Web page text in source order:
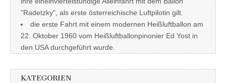
"Radetzky", als erste österreichische Luftpilotin gilt.
die erste Fahrt mit einem modernen Heißluftballon am
22. Oktober 1960 vom Heißluftballonpinonier Ed Yost in
den USA durchgeführt wurde.
KATEGORIEN